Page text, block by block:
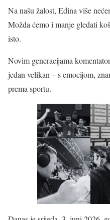
Na našu žalost, Edina više
Možda ćemo i manje gledati
isto.
Novim generacijama
jedan velikan – s emocijom,
prema sportu.